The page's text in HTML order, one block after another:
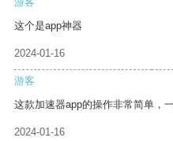
这个是app神器
2024-01-16
游客
这款加速器app的操作非常简单，
2024-01-16